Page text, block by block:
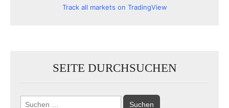
Track all markets on TradingView
SEITE DURCHSUCHEN
Suchen